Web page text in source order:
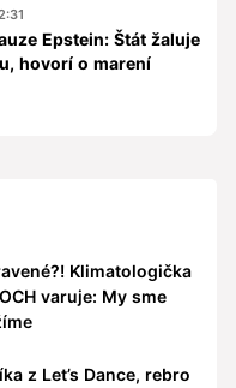
Epstein: Štát žaluje
hovorí o marení
Klimatologička
varuje: My sme
z Let’s Dance, rebro